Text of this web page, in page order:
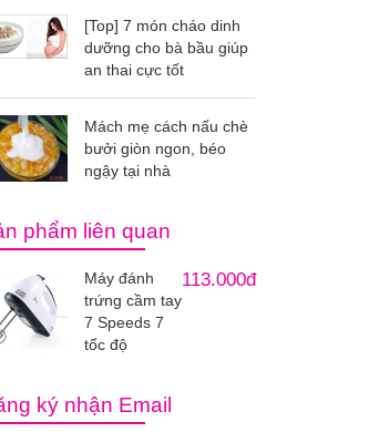
phiên bản song ngữ
[Top] 7 món cháo dinh
dưỡng cho bà bầu giúp
an thai cực tốt
Mách mẹ cách nấu chè
bưởi giòn ngon, béo
ngậy tại nhà
phẩm liên quan
Máy đánh
trứng cầm tay
7 Speeds 7
tốc độ
113.000đ
ký nhận Email